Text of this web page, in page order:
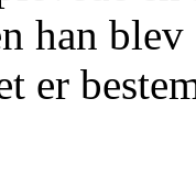
han blev
er